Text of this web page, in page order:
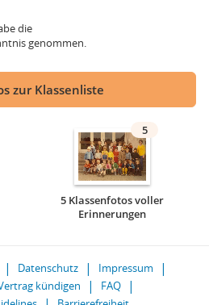
die
genommen.
zur Klassenliste
5
5 Klassenfotos voller
Erinnerungen
Datenschutz
Impressum
kündigen
FAQ